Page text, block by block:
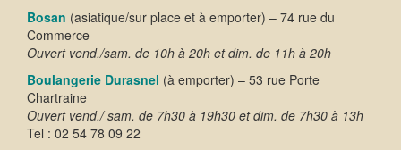
Bosan (asiatique/sur place et à emporter) – 74 rue du
Commerce
Ouvert vend./sam. de 10h à 20h et dim. de 11h à 20h
Boulangerie Durasnel (à emporter) – 53 rue Porte
Chartraine
Ouvert vend./ sam. de 7h30 à 19h30 et dim. de 7h30 à 13h
Tel : 02 54 78 09 22